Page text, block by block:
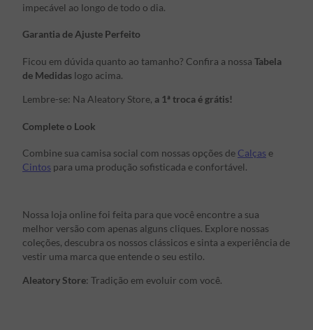
impecável ao longo de todo o dia.
Garantia de Ajuste Perfeito
Ficou em dúvida quanto ao tamanho? Confira a nossa Tabela
de Medidas logo acima.
Lembre-se: Na Aleatory Store, a 1ª troca é grátis!
Complete o Look
Combine sua camisa social com nossas opções de Calças e
Cintos para uma produção sofisticada e confortável.
Nossa loja online foi feita para que você encontre a sua
melhor versão com apenas alguns cliques. Explore nossas
coleções, descubra os nossos clássicos e sinta a experiência de
vestir uma marca que entende o seu estilo.
Aleatory Store: Tradição em evoluir com você.